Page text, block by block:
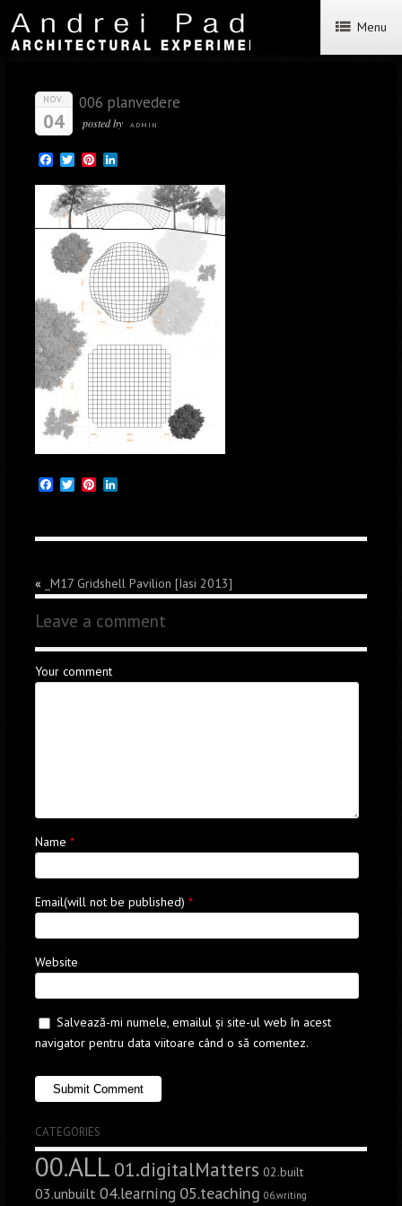
Menu
NOV.
04
006 planvedere
posted by ADMIN
Facebook
TwitterPinterest
LinkedIn
Facebook
TwitterPinterest
LinkedIn
« _M17 Gridshell Pavilion [Iasi 2013]
Leave a comment
Your comment
Name *
Email(will not be published) *
Website
Salvează-mi numele, emailul și site-ul web în acest
navigator pentru data viitoare când o să comentez.
CATEGORIES
00.ALL 01.digitalMatters 02.built
03.unbuilt 04.learning 05.teaching 06.writing